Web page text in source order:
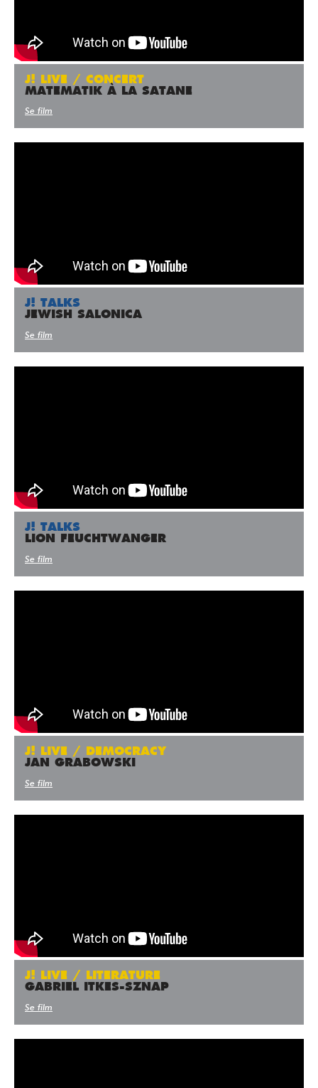
J! LIVE / CONCERT
MATEMATIK À LA SATANE
Se film
J! TALKS
JEWISH SALONICA
Se film
J! TALKS
LION FEUCHTWANGER
Se film
J! LIVE / DEMOCRACY
JAN GRABOWSKI
Se film
J! LIVE / LITERATURE
GABRIEL ITKES-SZNAP
Se film